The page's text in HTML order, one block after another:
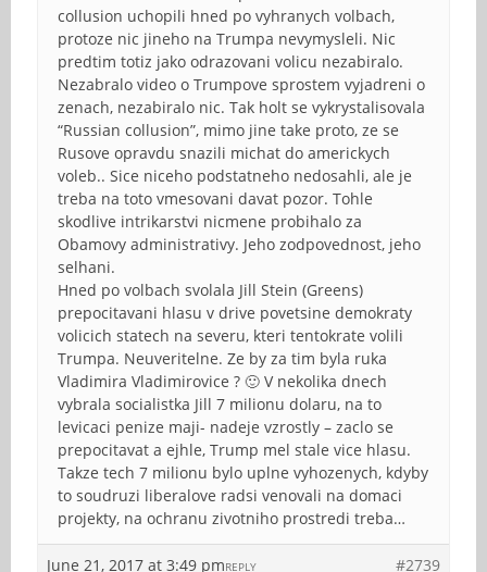
collusion uchopili hned po vyhranych volbach,
protoze nic jineho na Trumpa nevymysleli. Nic
predtim totiz jako odrazovani volicu nezabiralo.
Nezabralo video o Trumpove sprostem vyjadreni o
zenach, nezabiralo nic. Tak holt se vykrystalisovala
“Russian collusion”, mimo jine take proto, ze se
Rusove opravdu snazili michat do americkych
voleb.. Sice niceho podstatneho nedosahli, ale je
treba na toto vmesovani davat pozor. Tohle
skodlive intrikarstvi nicmene probihalo za
Obamovy administrativy. Jeho zodpovednost, jeho
selhani.
Hned po volbach svolala Jill Stein (Greens)
prepocitavani hlasu v drive povetsine demokraty
volicich statech na severu, kteri tentokrate volili
Trumpa. Neuveritelne. Ze by za tim byla ruka
Vladimira Vladimirovice ? 🙂 V nekolika dnech
vybrala socialistka Jill 7 milionu dolaru, na to
levicaci penize maji- nadeje vzrostly – zaclo se
prepocitavat a ejhle, Trump mel stale vice hlasu.
Takze tech 7 milionu bylo uplne vyhozenych, kdyby
to soudruzi liberalove radsi venovali na domaci
projekty, na ochranu zivotniho prostredi treba…
June 21, 2017 at 3:49 pm #2739
REPLY